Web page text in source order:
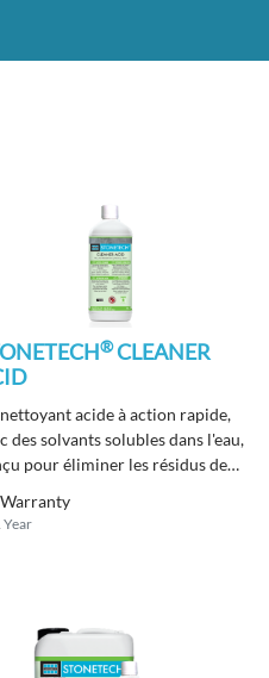
®CLEANER
acide à action rapide,
des solvants solubles dans l'eau,
pour éliminer les résidus de
et le calcaire.
Warranty
Year